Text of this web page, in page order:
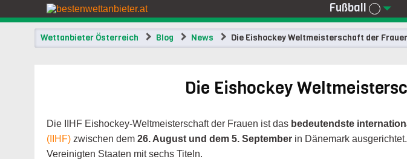
Fußball
Wettanbieter Österreich Blog News Die Eishockey Weltmeisterschaft der
Die Eishockey
Die IIHF Eishockey-Weltmeisterschaft der Frauen ist das bedeutendste
(IIHF) zwischen dem 26. August und dem 5. September in Dänemark ausgerichtet.
Vereinigten Staaten mit sechs Titeln.